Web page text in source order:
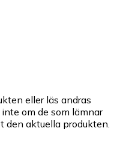
eller läs andras
om de som lämnar
den aktuella produkten.